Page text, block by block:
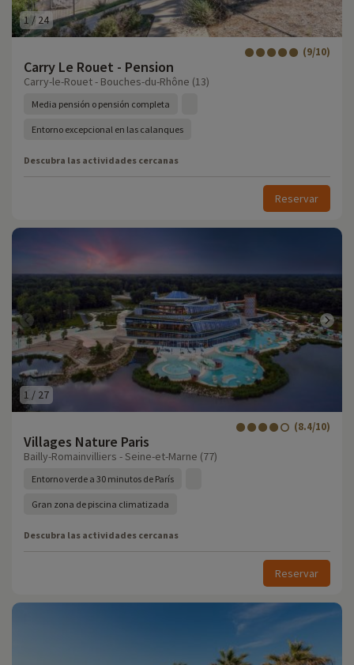
1/ 24
Carry Le Rouet - Pension
(9/10)
Carry-le-Rouet - Bouches-du-Rhône (13)
Media pensión o pensión completa
Entorno excepcional en las calanques
Descubra las actividades cercanas
Reservar
1 / 27
Villages Nature Paris
(8.4/10)
Bailly-Romainvilliers - Seine-et-Marne (77)
Entorno verde a 30 minutos de París
Gran zona de piscina climatizada
Descubra las actividades cercanas
Reservar